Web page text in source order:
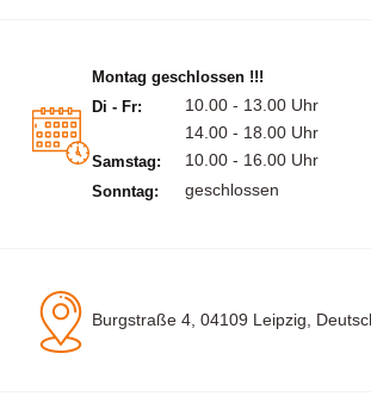
Montag geschlossen !!!
Di - Fr:
10.00 - 13.00 Uhr
14.00 - 18.00 Uhr
Samstag: 10.00 - 16.00 Uhr
Sonntag: geschlossen
Burgstraße 4, 04109 Leipzig,